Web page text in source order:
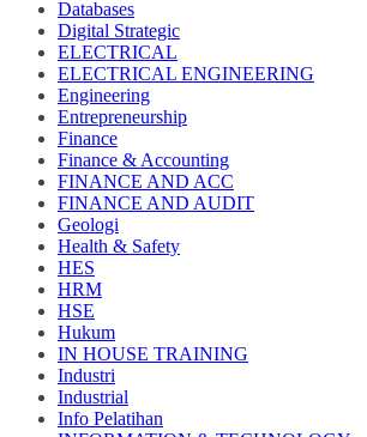
Databases
Digital Strategic
ELECTRICAL
ELECTRICAL ENGINEERING
Engineering
Entrepreneurship
Finance
Finance & Accounting
FINANCE AND ACC
FINANCE AND AUDIT
Geologi
Health & Safety
HES
HRM
HSE
Hukum
IN HOUSE TRAINING
Industri
Industrial
Info Pelatihan